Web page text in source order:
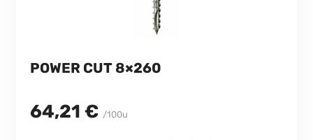
POWER CUT 8×260
64,21 €/100u